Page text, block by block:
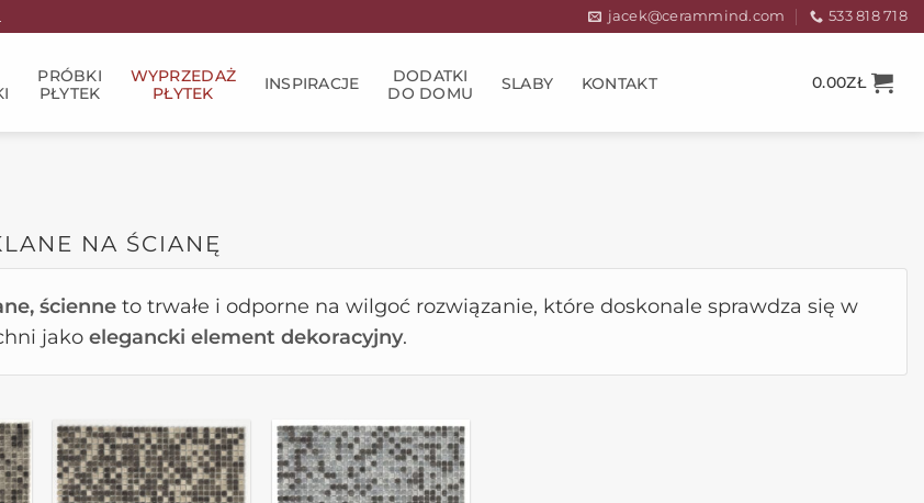
jacek@cerammind.com 533 818 718
PRÓBKI
PŁYTEK
WYPRZEDAŻ
PŁYTEK
INSPIRACJE
DODATKI
DO DOMU
SLABY KONTAKT 0.00ZŁ
NA ŚCIANĘ
ścienne to trwałe i odporne na wilgoć rozwiązanie, które doskonale sprawdza się w
jako elegancki element dekoracyjny.